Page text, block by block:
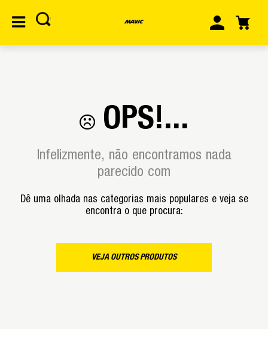
OPS!...
Infelizmente, não encontramos nada
parecido com
Dê uma olhada nas categorias mais populares e veja se
encontra o que procura:
VEJA OUTROS PRODUTOS